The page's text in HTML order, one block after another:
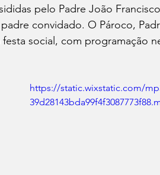
pelo Padre João
convidado. O Pároco,
festa social, com programação
https://static.wixstatic.com/